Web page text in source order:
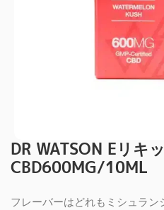
DR WATSON Eリキ
CBD600MG/10ML
フレーバーはどれもミシュラ